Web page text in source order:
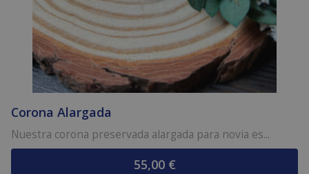
Corona Alargada
Nuestra corona preservada alargada para novia es...
55,00 €